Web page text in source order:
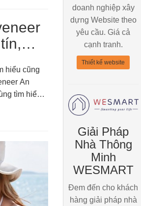
hiểu cũng
An
tìm hiểu
hiện nay
doanh nghiệp xây
dựng Website theo
yêu cầu. Giá cả
cạnh tranh.
Thiết kế website
Giải Pháp
Nhà Thông
Minh
WESMART
Đem đến cho khách
hàng giải pháp nhà